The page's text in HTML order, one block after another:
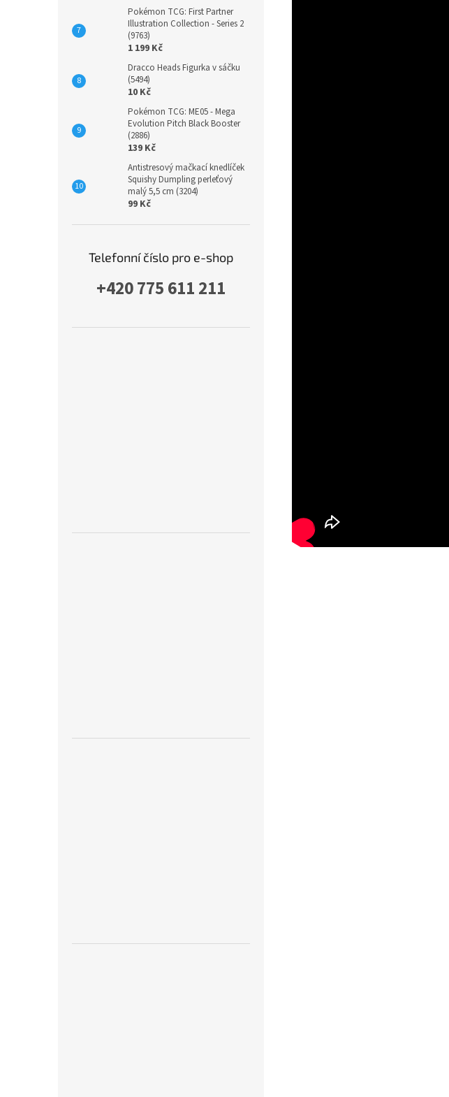
Pokémon TCG: First Partner
Illustration Collection - Series 2
(9763)
1 199 Kč
Dracco Heads Figurka v sáčku
(5494)
10 Kč
Pokémon TCG: ME05 - Mega
Evolution Pitch Black Booster
(2886)
139 Kč
Antistresový mačkací knedlíček
Squishy Dumpling perleťový
malý 5,5 cm (3204)
99 Kč
Telefonní číslo pro e-shop
+420 775 611 211